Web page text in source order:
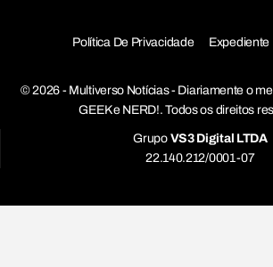
Política De Privacidade Expediente
© 2026 - Multiverso Notícias - Diariamente o
GEEK e NERD!. Todos os direitos
Grupo VS3 Digital LTDA
22.140.212/0001-07